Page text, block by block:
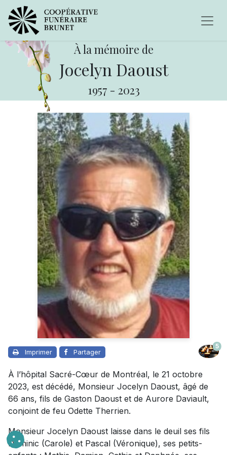
À la mémoire de
Jocelyn Daoust
1957 - 2023
Imprimer Partager
5
À l’hôpital Sacré-Cœur de Montréal, le 21 octobre
2023, est décédé, Monsieur Jocelyn Daoust, âgé de
66 ans, fils de Gaston Daoust et de Aurore Daviault,
conjoint de feu Odette Therrien.
Monsieur Jocelyn Daoust laisse dans le deuil ses fils
Dominic (Carole) et Pascal (Véronique), ses petits-